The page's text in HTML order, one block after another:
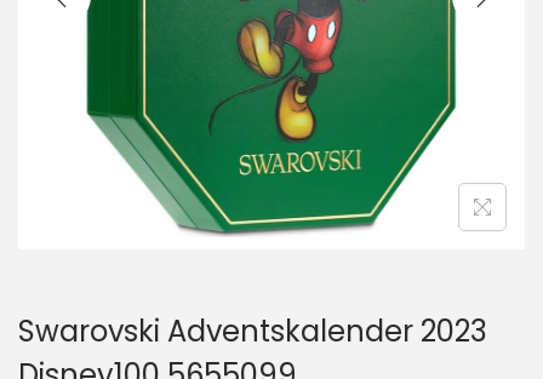
o
n
Swarovski Adventskalender 2023